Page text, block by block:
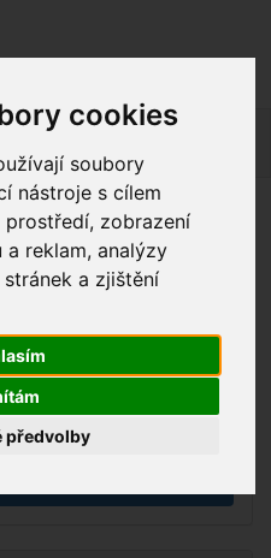
cookies
soubory
nástroje s cílem
zobrazení
a reklam, analýzy
a zjištění
předvolby
Náš internetový obchod v
line nyní nelze vyřídit.